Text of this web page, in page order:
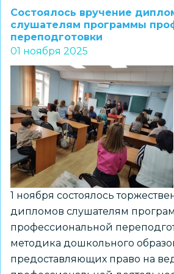
прошли
обучение
по
программе
переподготовки
по
основам
менеджмента
Состоялось вручение
слушателям программы
переподготовки
01 ноября 2025
1 ноября состоялось
дипломов слушателям
профессиональной
методика дошкольного
предоставляющих право на